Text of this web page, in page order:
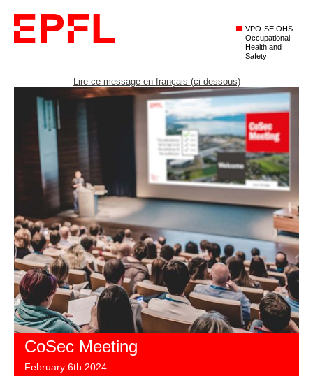
VPO-SE OHS
Occupational
Health and
Safety
Lire ce message en français (ci-dessous)
CoSec Meeting
February 6th 2024